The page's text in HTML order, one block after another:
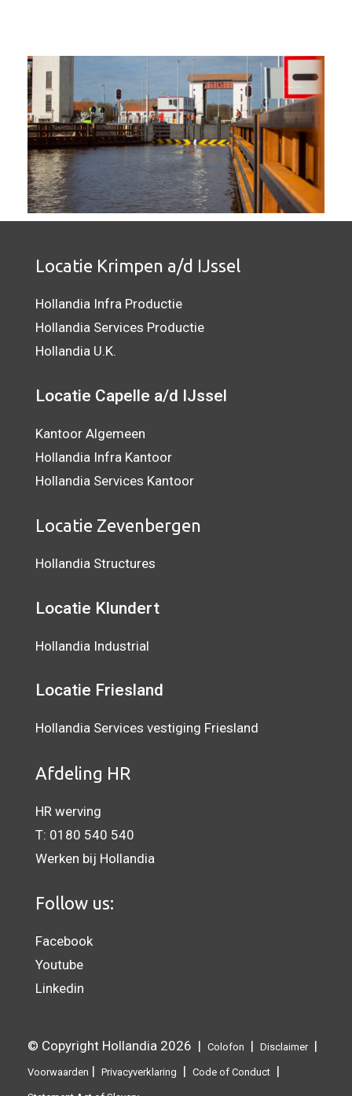
Locatie Krimpen a/d IJssel
Hollandia Infra Productie
Hollandia Services Productie
Hollandia U.K.
Locatie Capelle a/d IJssel
Kantoor Algemeen
Hollandia Infra Kantoor
Hollandia Services Kantoor
Locatie Zevenbergen
Hollandia Structures
Locatie Klundert
Hollandia Industrial
Locatie Friesland
Hollandia Services vestiging Friesland
Afdeling HR
HR werving
T: 0180 540 540
Werken bij Hollandia
Follow us:
Facebook
Youtube
Linkedin
© Copyright Hollandia 2026 | Colofon | Disclaimer|
Voorwaarden | Privacyverklaring | Code of Conduct |